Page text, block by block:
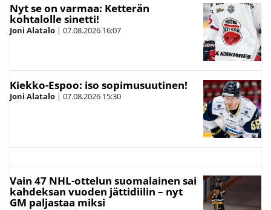
Nyt se on varmaa: Ketterän
kohtalolle sinetti!
Joni Alatalo | 07.08.2026 16:07
Kiekko-Espoo: iso sopimusuutinen!
Joni Alatalo | 07.08.2026 15:30
Vain 47 NHL-ottelun suomalainen sai
kahdeksan vuoden jättidiilin – nyt
GM paljastaa miksi